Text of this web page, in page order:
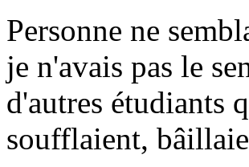
Personne ne
je n'avais pas le
d'autres étudiants
soufflaient,